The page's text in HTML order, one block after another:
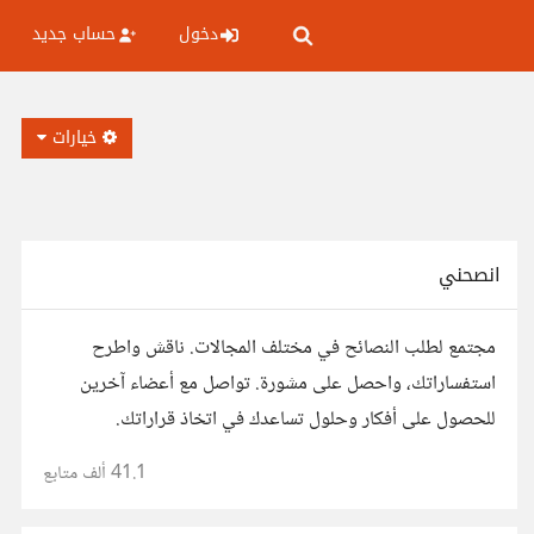
دخول حساب جديد
خيارات
انصحني
مجتمع لطلب النصائح في مختلف المجالات. ناقش واطرح
استفساراتك، واحصل على مشورة. تواصل مع أعضاء آخرين
للحصول على أفكار وحلول تساعدك في اتخاذ قراراتك.
41.1 ألف متابع